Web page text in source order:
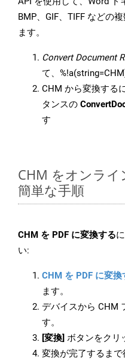
BMP、GIF、TIFF などの
ます。
Convert Document
て、
CHM から変換する
タンスの
す
CHM をオンライ
簡単な手順
CHM を PDF に変換する
い:
CHM を PDF に変換
ます。
デバイスから CHM
す。
[変換] ボタンをクリ
変換が完了するまで